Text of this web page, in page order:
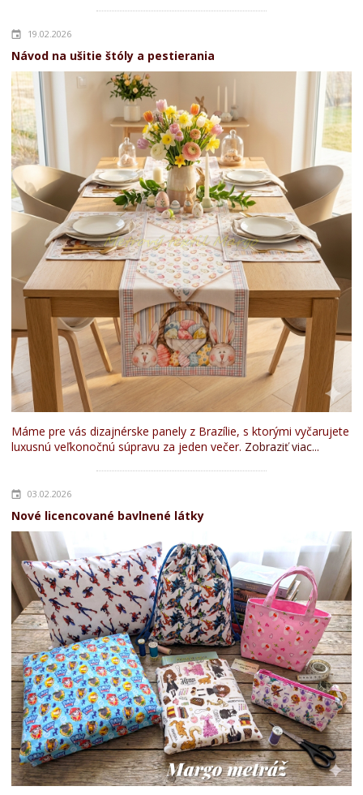
19.02.2026
Návod na ušitie štóly a pestierania
Máme pre vás dizajnérske panely z Brazílie, s ktorými vyčarujete
luxusnú veľkonočnú súpravu za jeden večer. Zobraziť viac...
03.02.2026
Nové licencované bavlnené látky